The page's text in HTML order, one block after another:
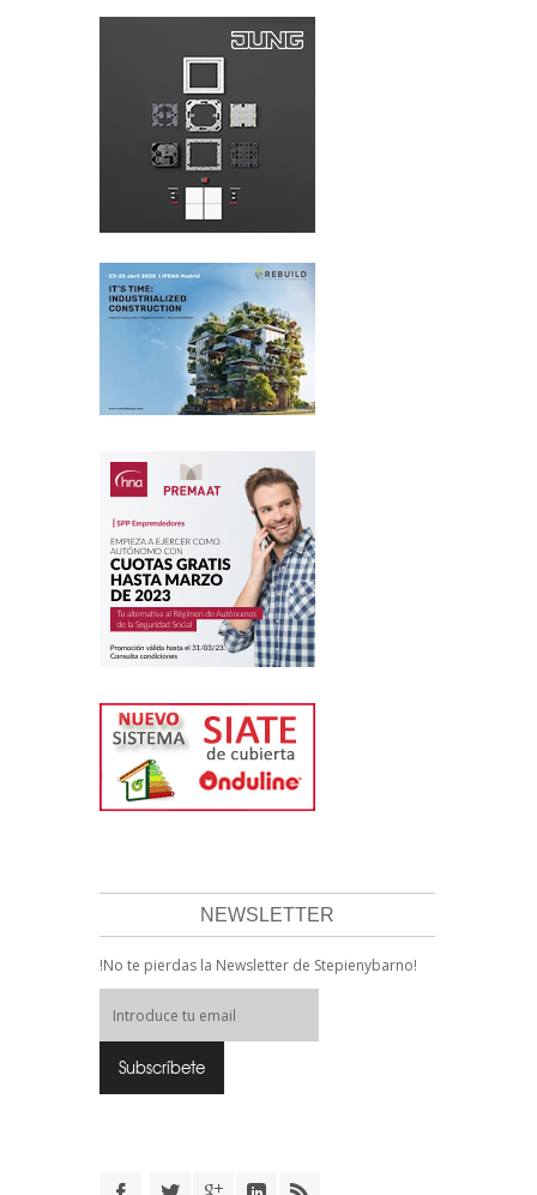
NEWSLETTER
!No te pierdas la Newsletter de Stepienybarno!